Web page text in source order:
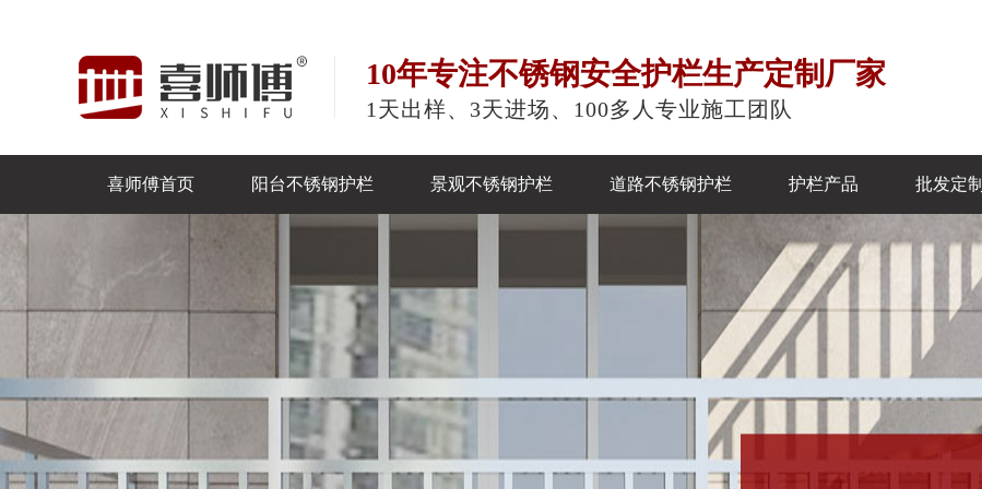
10年专注不锈钢安全护栏生产定制厂家
1天出样、3天进场、100多人专业施工团队
喜师傅首页 阳台不锈钢护栏 景观不锈钢护栏 道路不锈钢护栏 护栏产品 批发定制